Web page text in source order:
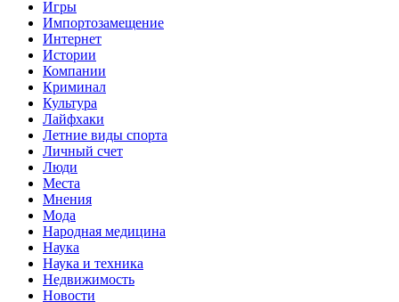
Игры
Импортозамещение
Интернет
Истории
Компании
Криминал
Культура
Лайфхаки
Летние виды спорта
Личный счет
Люди
Места
Мнения
Мода
Народная медицина
Наука
Наука и техника
Недвижимость
Новости